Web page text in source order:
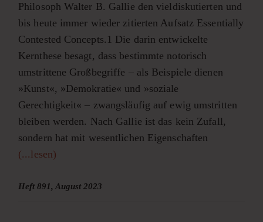
Philosoph Walter B. Gallie den vieldiskutierten und
bis heute immer wieder zitierten Aufsatz Essentially
Contested Concepts.1 Die darin entwickelte
Kernthese besagt, dass bestimmte notorisch
umstrittene Großbegriffe – als Beispiele dienen
»Kunst«, »Demokratie« und »soziale
Gerechtigkeit« – zwangsläufig auf ewig umstritten
bleiben werden. Nach Gallie ist das kein Zufall,
sondern hat mit wesentlichen Eigenschaften
(...lesen)
Heft 891, August 2023